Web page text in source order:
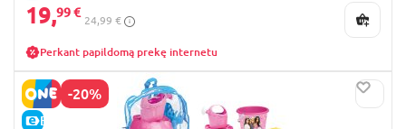
19,99 €
24,99 €
Perkant papildomą prekę internetu
-20%
E-KAINA